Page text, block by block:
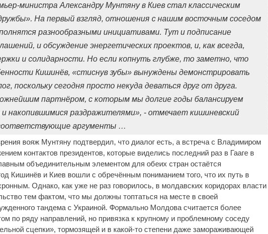
министра Александру Мунтяну в Киев стал классическим
На первый взгляд, отношения с нашим восточным соседом
разнообразными инициативами. Тут и подписание
и обсуждение энергетических проектов, и, как всегда,
и солидарности. Но если копнуть глубже, то заметно, что
Кишинёв, «стиснув зубы» вынуждены демонстрировать
поскольку сегодня просто некуда деваться друг от друга.
партнёром, с которым мы долгие годы балансируем
накопившимися раздражителями», - отмечает кишиневский
аргументы …
вояж Мунтяну подтвердил, что диалог есть, а встреча с Владимиром
контактов президентов, которые виделись последний раз в Гааге в
объединительным элементом для обеих стран остаётся
Кишинёв и Киев вошли с обречённым пониманием того, что их путь в
Однако, как уже не раз говорилось, в молдавских коридорах власти
тем фактом, что мы должны топтаться на месте в своей
тандема с Украиной. Формально Молдова считается более
по ряду направлений, но привязка к крупному и проблемному соседу
сцепки», тормозящей и в какой-то степени даже замораживающей